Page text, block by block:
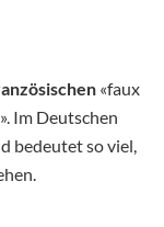
«faux
Im Deutschen
bedeutet so viel,